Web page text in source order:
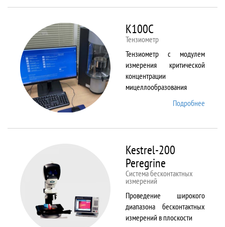
K100C
Тензиометр
Тензиометр с модулем
измерения критической
концентрации
мицеллообразования
Подробнее
Kestrel-200
Peregrine
Система бесконтактных
измерений
Проведение широкого
диапазона бесконтактных
измерений в плоскости